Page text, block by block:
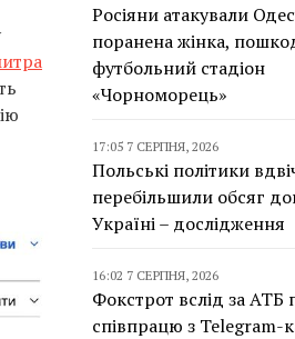
Росіяни атакували
поранена жінка,
футбольний стадіон
«Чорноморець»
17:05 7 СЕРПНЯ, 2026
Польські політики
перебільшили обсяг
Україні – дослідження
16:02 7 СЕРПНЯ, 2026
Фокстрот вслід за АТБ
співпрацю з Telegram-